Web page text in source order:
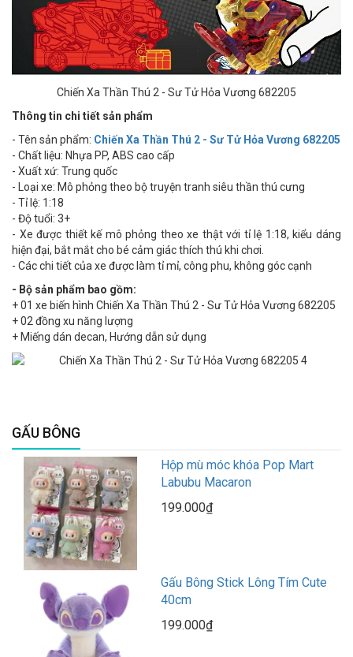
Chiến Xa Thần Thú 2 - Sư Tử Hỏa Vương 682205
Thông tin chi tiết sản phẩm
- Tên sản phẩm: Chiến Xa Thần Thú 2 - Sư Tử Hỏa Vương 682205
- Chất liệu: Nhựa PP, ABS cao cấp
- Xuất xứ: Trung quốc
- Loại xe: Mô phỏng theo bộ truyện tranh siêu thần thú cưng
- Tỉ lệ: 1:18
- Độ tuổi: 3+
- Xe được thiết kế mô phỏng theo xe thật với tỉ lệ 1:18, kiểu dáng
hiện đại, bắt mắt cho bé cảm giác thích thú khi chơi.
- Các chi tiết của xe được làm tỉ mỉ, công phu, không góc cạnh
- Bộ sản phẩm bao gồm:
+ 01 xe biến hình Chiến Xa Thần Thú 2 - Sư Tử Hỏa Vương 682205
+ 02 đồng xu năng lượng
+ Miếng dán decan, Hướng dẫn sử dụng
GẤU BÔNG
Hộp mù móc khóa Pop Mart
Labubu Macaron
199.000₫
Gấu Bông Stick Lông Tím Cute
40cm
199.000₫